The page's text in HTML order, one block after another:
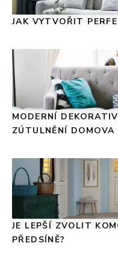
JAK VYTVOŘIT
MODERNÍ
ZÚTULNĚNÍ DOMOVA
JE LEPŠÍ ZVOLIT
PŘEDSÍNĚ?